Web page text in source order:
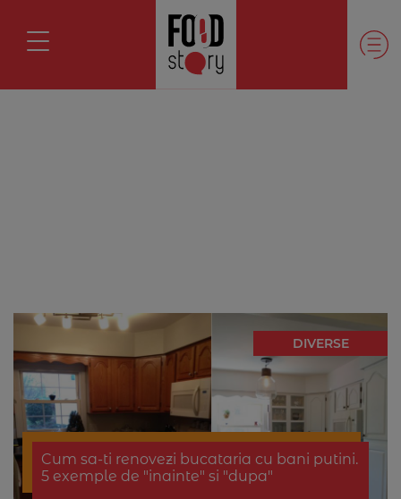
DIVERSE
Cum sa-ti renovezi bucataria cu bani putini.
5 exemple de "inainte" si "dupa"